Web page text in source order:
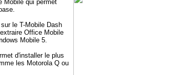
Mobile qui permet
le T-Mobile Dash
Office Mobile
Mobile 5.
d'installer le plus
les Motorola Q ou